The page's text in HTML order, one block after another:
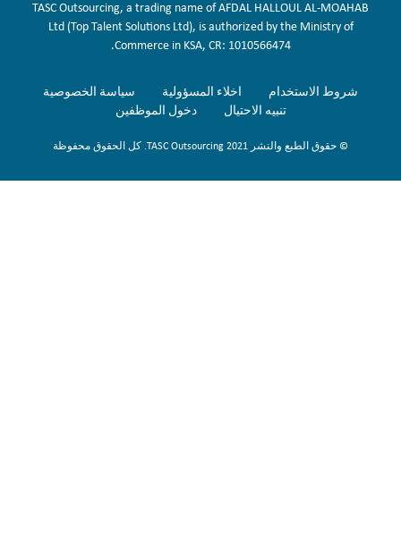
TASC Outsourcing, a trading name of AFDAL HALLOUL AL-MOAHAB
Ltd (Top Talent Solutions Ltd), is authorized by the Ministry of
Commerce in KSA, CR: 1010566474.
© حقوق الطبع والنشر 2021 TASC Outsourcing. كل الحقوق محفوظة
شروط الاستخدام اخلاء المسؤولية
سياسة الخصوصية
تنبيه الاحتيال
دخول الموظفين